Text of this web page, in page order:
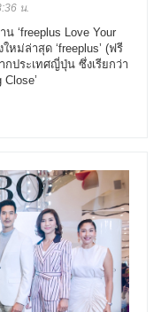
น.
‘freeplus Love Your
ม่ล่าสุด ‘freeplus’ (ฟรี
ประเทศญี่ปุ่น ซึ่งเรียกว่า